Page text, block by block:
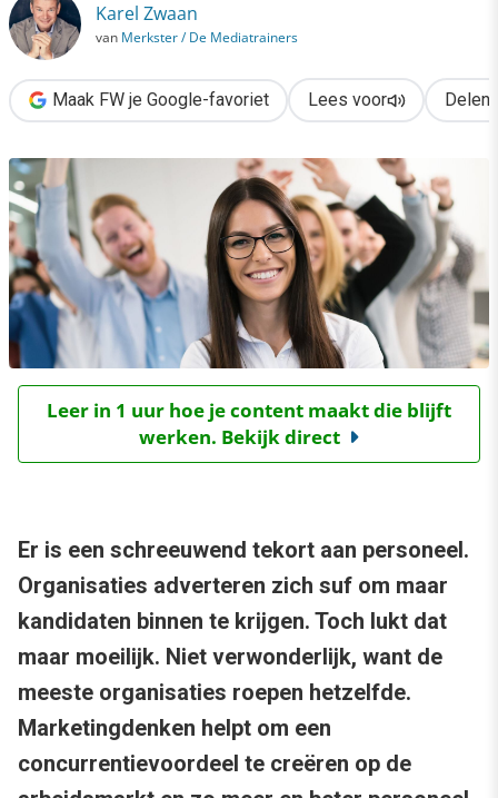
Karel Zwaan
van Merkster / De Mediatrainers
Maak FW je Google-favoriet Lees voor Delen
Leer in 1 uur hoe je content maakt die blijft
werken. Bekijk direct
Er is een schreeuwend tekort aan personeel.
Organisaties adverteren zich suf om maar
kandidaten binnen te krijgen. Toch lukt dat
maar moeilijk. Niet verwonderlijk, want de
meeste organisaties roepen hetzelfde.
Marketingdenken helpt om een
concurrentievoordeel te creëren op de